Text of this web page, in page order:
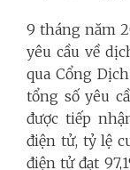
9 tháng năm
yêu cầu về
qua Cổng
tổng số yêu
được tiếp
điện tử, tỷ lệ
điện tử đạt